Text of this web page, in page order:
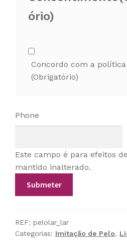
ório)
Concordo com a
(Obrigatório)
Phone
Este campo é para efeitos
mantido inalterado.
REF: pelolar_lar
Categorias: Imitação de Pelo,